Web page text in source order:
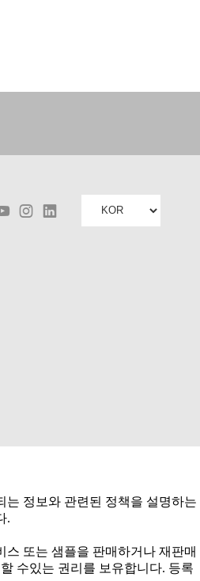
는 정보와 관련된 정책을 설명하는
.
또는 샘플을 판매하거나 재판매
수있는 권리를 보유합니다. 등록